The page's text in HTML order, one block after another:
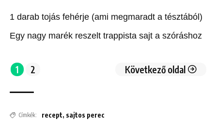
1 darab tojás fehérje (ami megmaradt a tésztából)
Egy nagy marék reszelt trappista sajt a szóráshoz
1 2 Következő oldal
Címkék: recept, sajtos perec